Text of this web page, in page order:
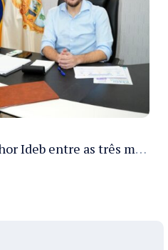
Manaus alcança o melhor Ideb entre as três maiores redes municipais do país em 2025 com avanço na aprendizagem